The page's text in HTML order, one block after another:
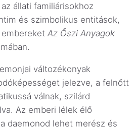
állati familiárisokhoz
és szimbolikus entitások,
Az Őszi Anyagok
változékonyak
jelezve, a felnőtt
válnak, szilárd
Az emberi lélek élő
daemonod lehet merész és